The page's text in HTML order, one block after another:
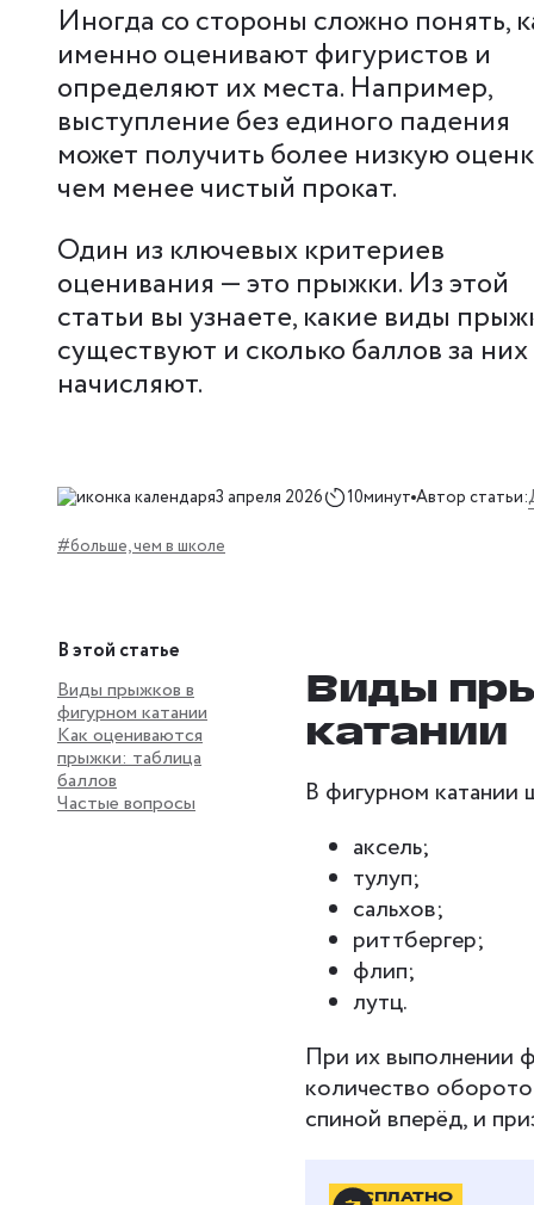
Иногда со стороны сложно понять,
именно оценивают фигуристов и
определяют их места. Например,
выступление без единого падения
может получить более низкую
чем менее чистый прокат.
Один из ключевых критериев
оценивания — это прыжки. Из этой
статьи вы узнаете, какие виды
существуют и сколько баллов за них
начисляют.
3 апреля 2026 10минут Автор статьи:
#больше, чем в школе
В этой статье
Виды прыжков в
фигурном катании
Как оцениваются
прыжки: таблица
баллов
Частые вопросы
Виды
катании
В фигурном
аксель;
тулуп;
сальхов;
риттбергер;
флип;
лутц.
При их выполнении
количество
спиной вперёд, и
БЕСПЛАТНО
Прыжки